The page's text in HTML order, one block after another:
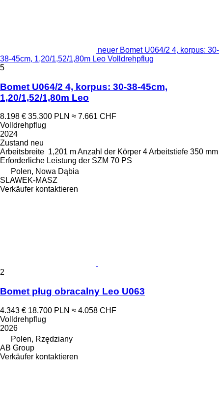
neuer Bomet U064/2 4, korpus: 30-
38-45cm, 1,20/1,52/1,80m Leo Volldrehpflug
5
Bomet U064/2 4, korpus: 30-38-45cm,
1,20/1,52/1,80m Leo
8.198 € 35.300 PLN ≈ 7.661 CHF
Volldrehpflug
2024
Zustand neu
Arbeitsbreite 1,201 mAnzahl der Körper 4Arbeitstiefe 350 mm
Erforderliche Leistung der SZM 70 PS
Polen, Nowa Dąbia
SLAWEK-MASZ
Verkäufer kontaktieren
2
Bomet pług obracalny Leo U063
4.343 € 18.700 PLN ≈ 4.058 CHF
Volldrehpflug
2026
Polen, Rzędziany
AB Group
Verkäufer kontaktieren